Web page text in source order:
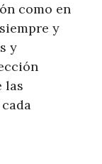
como en
y
y
las